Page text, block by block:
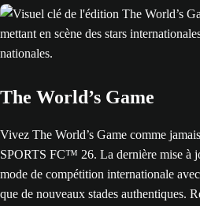
The World’s Game
Vivez The World’s Game comme
SPORTS FC™ 26. La dernière mise à
mode de compétition internationale
que de nouveaux stades authentiques.